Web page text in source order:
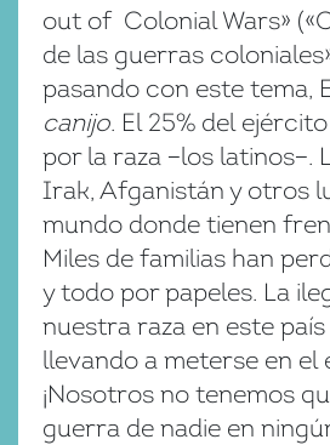
out of Colonial Wars»
de las guerras
pasando con este tema,
canijo. El 25% del
por la raza −los latinos−.
Irak, Afganistán y otros
mundo donde tienen
Miles de familias han
y todo por papeles. La
nuestra raza en este
llevando a meterse en el
¡Nosotros no tenemos
guerra de nadie en